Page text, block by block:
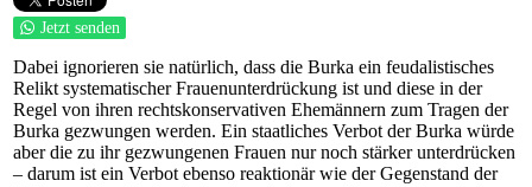
Jetzt senden
Dabei ignorieren sie natürlich, dass die Burka ein feudalistisches
Relikt systematischer Frauenunterdrückung ist und diese in der
Regel von ihren rechtskonservativen Ehemännern zum Tragen der
Burka gezwungen werden. Ein staatliches Verbot der Burka würde
aber die zu ihr gezwungenen Frauen nur noch stärker unterdrücken
– darum ist ein Verbot ebenso reaktionär wie der Gegenstand der